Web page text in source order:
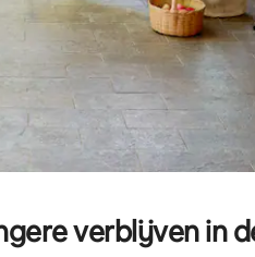
verblijven in